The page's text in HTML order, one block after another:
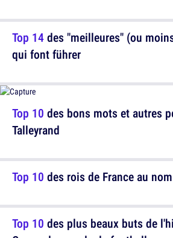
Top 10 des bons mots et autres
Talleyrand
Top 10 des plus beaux buts de
Top 14des "meilleures" (ou
qui font führer
Top 10 des rois de France au